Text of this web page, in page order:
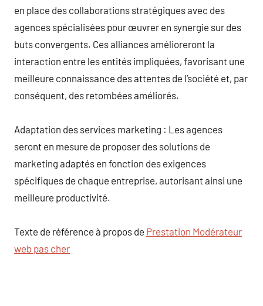
en place des collaborations stratégiques avec des
agences spécialisées pour œuvrer en synergie sur des
buts convergents. Ces alliances amélioreront la
interaction entre les entités impliquées, favorisant une
meilleure connaissance des attentes de l’société et, par
conséquent, des retombées améliorés.
Adaptation des services marketing : Les agences
seront en mesure de proposer des solutions de
marketing adaptés en fonction des exigences
spécifiques de chaque entreprise, autorisant ainsi une
meilleure productivité.
Texte de référence à propos de Prestation Modérateur
web pas cher